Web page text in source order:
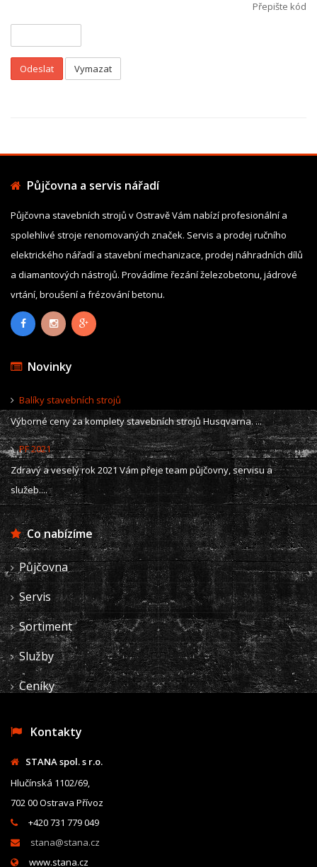
Přepište kód
Odeslat Vymazat
Půjčovna a servis nářadí
Půjčovna stavebních strojů v Ostravě Vám nabízí profesionální a
spolehlivé stroje renomovaných značek. Servis a prodej ručního
elektrického nářadí a stavební mechanizace, prodej náhradních dílů
a diamantových nástrojů. Provádíme řezání železobetonu, jádrové
vrtání, broušení a frézování betonu.
Novinky
Balíky stavebních strojů
Výborné ceny za komplety stavebních strojů Husqvarna. ...
PF 2021
Zdravý a veselý rok 2021 Vám přeje team půjčovny, servisu a
služeb....
Co nabízíme
Půjčovna
Servis
Sortiment
Služby
Ceníky
Kontakty
STANA spol. s r.o.
Hlučínská 1102/69,
702 00 Ostrava Přívoz
+420 731 779 049
stana@stana.cz
www.stana.cz